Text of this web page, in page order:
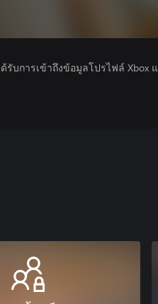
รับการเข้าถึงข้อมูลโปรไฟล์